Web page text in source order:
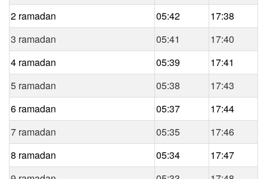
2 ramadan
05:42
17:38
3 ramadan
05:41
17:40
4 ramadan
05:39
17:41
5 ramadan
05:38
17:43
6 ramadan
05:37
17:44
7 ramadan
05:35
17:46
8 ramadan
05:34
17:47